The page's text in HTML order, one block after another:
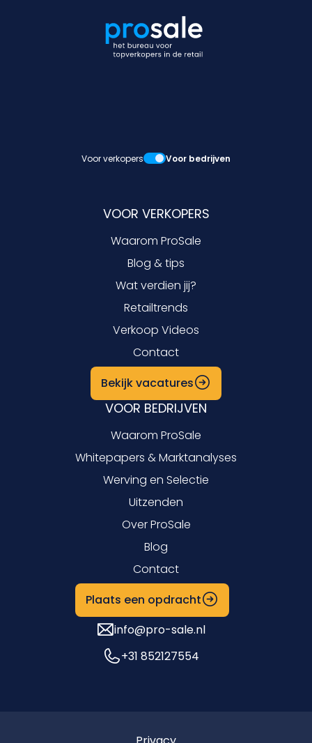
Voor verkopers Voor bedrijven
VOOR VERKOPERS
Waarom ProSale
Blog & tips
Wat verdien jij?
Retailtrends
Verkoop Videos
Contact
Bekijk vacatures
VOOR BEDRIJVEN
Waarom ProSale
Whitepapers & Marktanalyses
Werving en Selectie
Uitzenden
Over ProSale
Blog
Contact
Plaats een opdracht
info@pro-sale.nl
+31 852127554